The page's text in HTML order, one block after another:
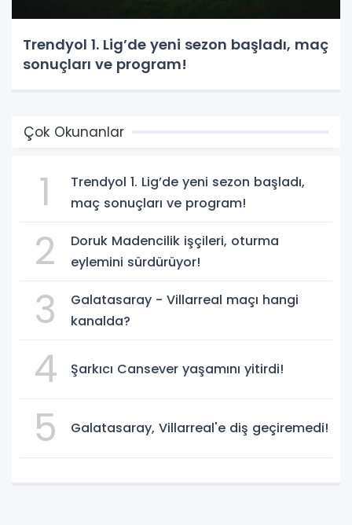
Trendyol 1. Lig’de yeni sezon başladı, maç
sonuçları ve program!
Çok Okunanlar
1
Trendyol 1. Lig’de yeni sezon başladı,
maç sonuçları ve program!
2
Doruk Madencilik işçileri, oturma
eylemini sürdürüyor!
3
Galatasaray - Villarreal maçı hangi
kanalda?
4 Şarkıcı Cansever yaşamını yitirdi!
5 Galatasaray, Villarreal'e diş geçiremedi!